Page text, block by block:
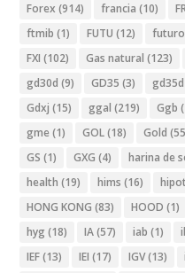
Forex (914) francia (10)
ftmib (1) FUTU (12)
FXI (102) Gas natural (123)
gd30d (9) GD35 (3) gd35d
Gdxj (15) ggal (219) Ggb
gme (1) GOL(18) Gold
GS (1) GXG (4) harina de
health (19) hims (16)
HONG KONG (83) HOOD (1)
hyg (18) IA(57) iab (1)
IEF(13) IEI (17) IGV(13)